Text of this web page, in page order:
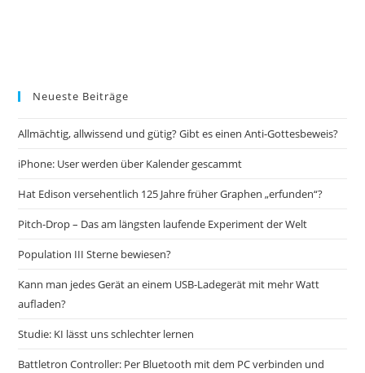
Neueste Beiträge
Allmächtig, allwissend und gütig? Gibt es einen Anti-Gottesbeweis?
iPhone: User werden über Kalender gescammt
Hat Edison versehentlich 125 Jahre früher Graphen „erfunden“?
Pitch-Drop – Das am längsten laufende Experiment der Welt
Population III Sterne bewiesen?
Kann man jedes Gerät an einem USB-Ladegerät mit mehr Watt
aufladen?
Studie: KI lässt uns schlechter lernen
Battletron Controller: Per Bluetooth mit dem PC verbinden und